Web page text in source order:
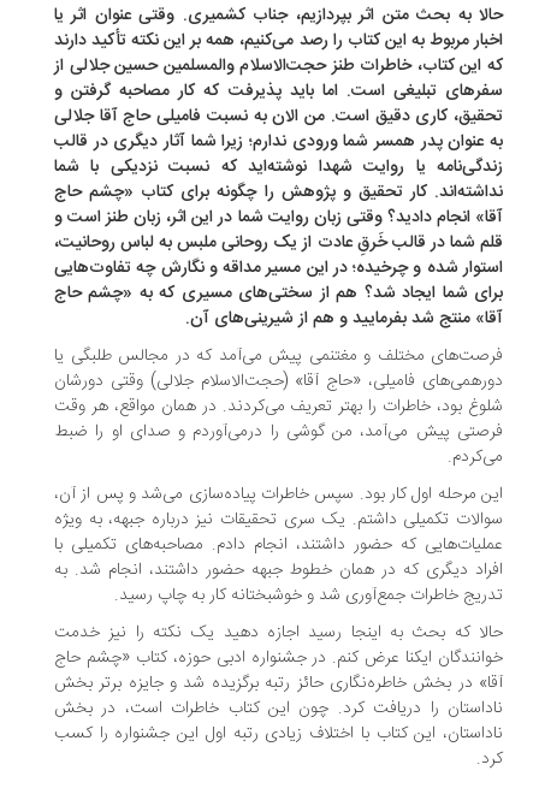
به بحث متن اثر بپردازیم، جناب کشمیری. وقتی عنوان اثر یا
مربوط به این کتاب را رصد می‌کنیم، همه بر این نکته تأکید دارند
این کتاب، خاطرات طنز حجت‌الاسلام والمسلمین حسین جلالی از
تبلیغی است. اما باید پذیرفت که کار مصاحبه گرفتن و
کاری دقیق است. من الان به نسبت فامیلی حاج آقا جلالی
عنوان پدر همسر شما ورودی ندارم؛ زیرا شما آثار دیگری در قالب
یا روایت شهدا نوشته‌اید که نسبت نزدیکی با شما
کار تحقیق و پژوهش را چگونه برای کتاب «چشم حاج
انجام دادید؟ وقتی زبان روایت شما در این اثر، زبان طنز است و
شما در قالب خَرقِ عادت از یک روحانی ملبس به لباس روحانیت،
شده و چرخیده؛ در این مسیر مداقه و نگارش چه تفاوت‌هایی
شما ایجاد شد؟ هم از سختی‌های مسیری که به «چشم حاج
منتج شد بفرمایید و هم از شیرینی‌های آن.
مختلف و مغتنمی پیش می‌آمد که در مجالس طلبگی یا
فامیلی، «حاج آقا» (حجت‌الاسلام جلالی) وقتی دورشان
بود، خاطرات را بهتر تعریف می‌کردند. در همان مواقع، هر وقت
پیش می‌آمد، من گوشی را درمی‌آوردم و صدای او را ضبط
مرحله اول کار بود. سپس خاطرات پیاده‌سازی می‌شد و پس از آن،
تکمیلی داشتم. یک سری تحقیقات نیز درباره جبهه، به ویژه
که حضور داشتند، انجام دادم. مصاحبه‌های تکمیلی با
دیگری که در همان خطوط جبهه حضور داشتند، انجام شد. به
خاطرات جمع‌آوری شد و خوشبختانه کار به چاپ رسید.
که بحث به اینجا رسید اجازه دهید یک نکته را نیز خدمت
ایکنا عرض کنم. در جشنواره ادبی حوزه، کتاب «چشم حاج
در بخش خاطره‌نگاری حائز رتبه برگزیده شد و جایزه برتر بخش
را دریافت کرد. چون این کتاب خاطرات است، در بخش
این کتاب با اختلاف زیادی رتبه اول این جشنواره را کسب